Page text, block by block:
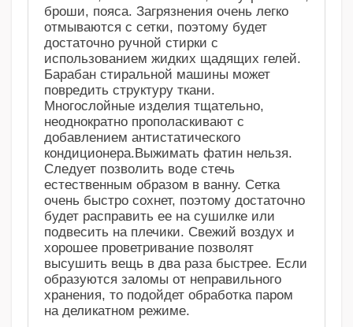
броши, пояса. Загрязнения очень легко
отмываются с сетки, поэтому будет
достаточно ручной стирки с
использованием жидких щадящих гелей.
Барабан стиральной машины может
повредить структуру ткани.
Многослойные изделия тщательно,
неоднократно прополаскивают с
добавлением антистатического
кондиционера.Выжимать фатин нельзя.
Следует позволить воде стечь
естественным образом в ванну. Сетка
очень быстро сохнет, поэтому достаточно
будет расправить ее на сушилке или
подвесить на плечики. Свежий воздух и
хорошее проветривание позволят
высушить вещь в два раза быстрее. Если
образуются заломы от неправильного
хранения, то подойдет обработка паром
на деликатном режиме.